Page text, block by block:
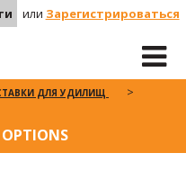
или Зарегистрироваться
ДЛЯ УДИЛИЩ
OPTIONS